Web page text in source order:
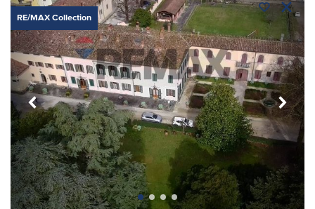
RE/MAX Collection